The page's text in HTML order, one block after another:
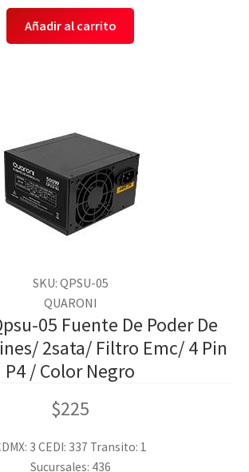
Añadir al carrito
SKU: QPSU-05
QUARONI
05 Fuente De Poder De
2sata/ Filtro Emc/ 4 Pin
P4 / Color Negro
$225
3 CEDI: 337 Transito: 1
Sucursales: 436